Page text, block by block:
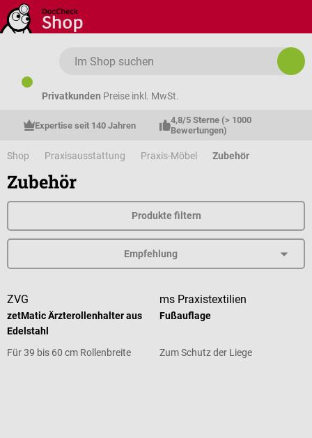
Zum Hauptinhalt springen
Privatkunden Preise inkl. MwSt.
Expertise seit 140 Jahren
4,8/5 Sterne (> 1000
Bewertungen)
Shop Praxisausstattung Praxis-Möbel Zubehör
Zubehör
Produkte filtern
ZVG
zetMatic Ärzterollenhalter aus
Edelstahl
Für 39 bis 60 cm Rollenbreite
ms Praxistextilien
Fußauflage
Zum Schutz der Liege